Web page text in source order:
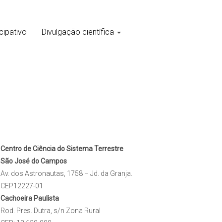
Divulgação científica
Centro de Ciência do Sistema Terrestre
São José do Campos
Av. dos Astronautas, 1758 – Jd. da Granja.
CEP12227-01
Cachoeira Paulista
Rod. Pres. Dutra, s/n Zona Rural